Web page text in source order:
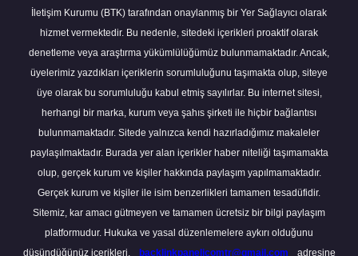
İletişim Kurumu (BTK) tarafından onaylanmış bir Yer Sağlayıcı olarak
hizmet vermektedir. Bu nedenle, sitedeki içerikleri proaktif olarak
denetleme veya araştırma yükümlülüğümüz bulunmamaktadır. Ancak,
üyelerimiz yazdıkları içeriklerin sorumluluğunu taşımakta olup, siteye
üye olarak bu sorumluluğu kabul etmiş sayılırlar. Bu internet sitesi,
herhangi bir marka, kurum veya şahıs şirketi ile hiçbir bağlantısı
bulunmamaktadır. Sitede yalnızca kendi hazırladığımız makaleler
paylaşılmaktadır. Burada yer alan içerikler haber niteliği taşımamakta
olup, gerçek kurum ve kişiler hakkında paylaşım yapılmamaktadır.
Gerçek kurum ve kişiler ile isim benzerlikleri tamamen tesadüfidir.
Sitemiz, kar amacı gütmeyen ve tamamen ücretsiz bir bilgi paylaşım
platformudur. Hukuka ve yasal düzenlemelere aykırı olduğunu
düşündüğünüz içerikleri,
backlinkpanelicomtr@gmail.com adresine